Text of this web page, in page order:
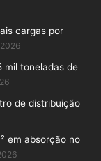
cargas por
mil toneladas de
de distribuição
em absorção no